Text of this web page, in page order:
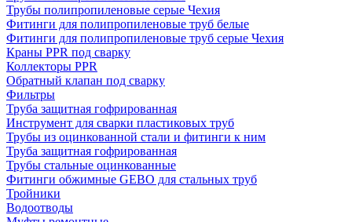
Трубы полипропиленовые серые Чехия
Фитинги для полипропиленовые труб белые
Фитинги для полипропиленовые труб серые Чехия
Краны PPR под сварку
Коллекторы PPR
Обратный клапан под сварку
Фильтры
Труба защитная гофрированная
Инструмент для сварки пластиковых труб
Трубы из оцинкованной стали и фитинги к ним
Труба защитная гофрированная
Трубы стальные оцинкованные
Фитинги обжимные GEBO для стальных труб
Тройники
Водоотводы